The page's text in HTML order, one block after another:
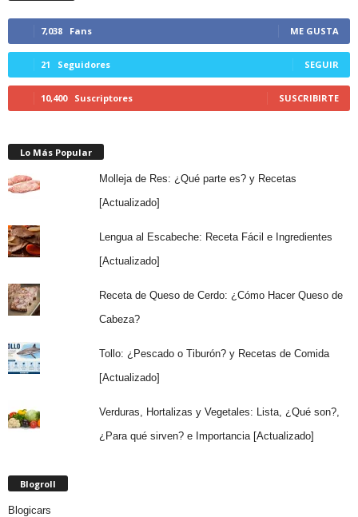
7,038 Fans ME GUSTA
21 Seguidores SEGUIR
10,400 Suscriptores SUSCRIBIRTE
Lo Más Popular
Molleja de Res: ¿Qué parte es? y Recetas
[Actualizado]
Lengua al Escabeche: Receta Fácil e Ingredientes
[Actualizado]
Receta de Queso de Cerdo: ¿Cómo Hacer Queso de
Cabeza?
Tollo: ¿Pescado o Tiburón? y Recetas de Comida
[Actualizado]
Verduras, Hortalizas y Vegetales: Lista, ¿Qué son?,
¿Para qué sirven? e Importancia [Actualizado]
Blogroll
Blogicars